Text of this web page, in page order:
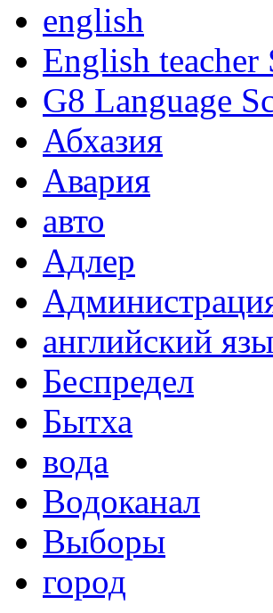
english
English teacher
G8 Language
Абхазия
Авария
авто
Адлер
английский
Беспредел
Бытха
вода
Водоканал
Выборы
город